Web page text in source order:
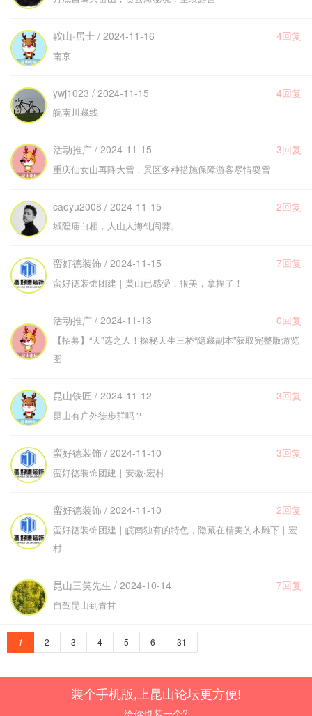
鞍山·居士 / 2024-11-16 4回复
南京
ywj1023 / 2024-11-15 4回复
皖南川藏线
活动推广 / 2024-11-15 3回复
重庆仙女山再降大雪，景区多种措施保障游客尽情耍雪
caoyu2008 / 2024-11-15 2回复
城隍庙白相，人山人海钆闹莽。
蛮好德装饰 / 2024-11-15 7回复
蛮好德装饰团建｜黄山已感受，很美，拿捏了！
活动推广 / 2024-11-13 0回复
【招募】“天”选之人！探秘天生三桥“隐藏副本”获取完整版游览
图
昆山铁匠 / 2024-11-12 3回复
昆山有户外徒步群吗？
蛮好德装饰 / 2024-11-10 3回复
蛮好德装饰团建｜安徽·宏村
蛮好德装饰 / 2024-11-10 2回复
蛮好德装饰团建｜皖南独有的特色，隐藏在精美的木雕下｜宏
村
昆山三笑先生 / 2024-10-14 7回复
自驾昆山到青甘
1 2 3 4 5 6 31
装个手机版,上昆山论坛更方便!
给你也装一个?